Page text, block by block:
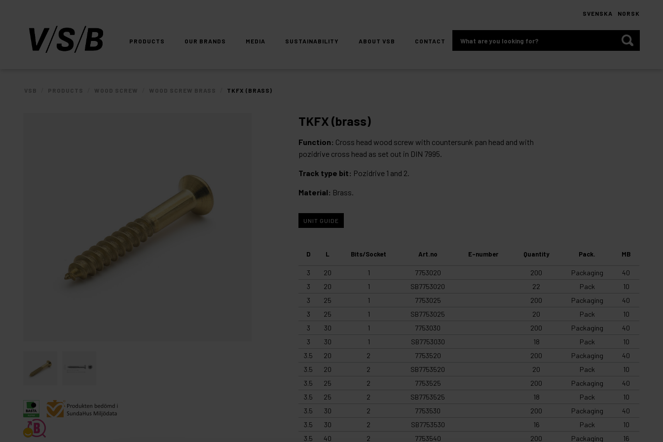
PRODUCTS OUR BRANDS MEDIA SUSTAINABILITY ABOUT VSB CONTACT
are
you
SVENSKA NORSK
VSB PRODUCTS WOOD SCREW WOOD SCREW BRASS TKFX (BRASS)
TKFX (brass)
Function: Cross head wood screw with countersunk pan head and with
pozidrive cross head as set out in DIN 7995.
Track type bit: Pozidrive 1 and 2.
Material: Brass.
UNIT GUIDE
D L Bits/Socket Art.no E-number Quantity Pack. MB
3 20 1 7753020 200 Packaging
40
3
20 1 SB7753020 22 Pack
10
3
25 1 7753025 200 Packaging
40
3
25 1 SB7753025 20 Pack
10
3
30 1 7753030 200 Packaging
40
3
30 1 SB7753030 18 Pack
10
3.5
20 2 7753520 200 Packaging
40
3.5
20 2 SB7753520 20 Pack
10
3.5
25 2 7753525 200 Packaging
40
3.5
25 2 SB7753525 18 Pack
10
3.5
30 2 7753530 200 Packaging
40
3.5
30 2 SB7753530 16 Pack
10
3.5
40 2 7753540 200 Packaging
16